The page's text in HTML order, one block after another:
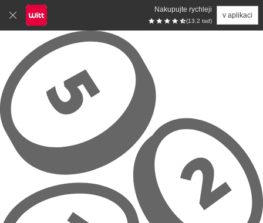
Nakupujte rychleji
(13.2 tsd)
v aplikaci
Přeskočit na hlavní obsah